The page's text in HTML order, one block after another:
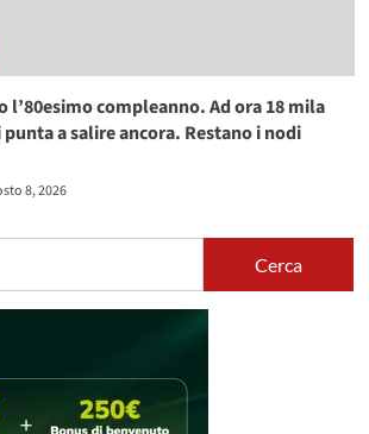
l’80esimo compleanno. Ad ora 18 mila
a salire ancora. Restano i nodi
8, 2026